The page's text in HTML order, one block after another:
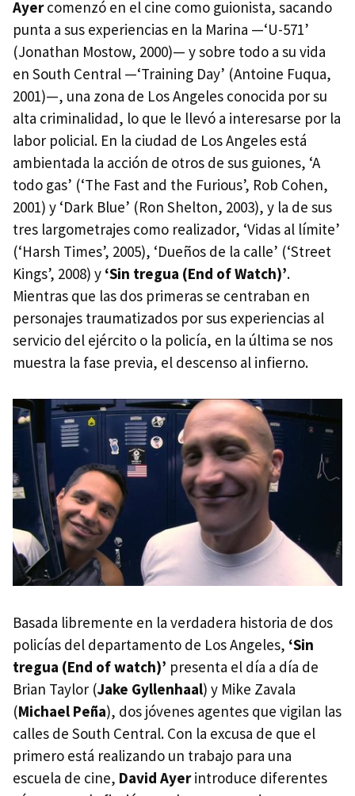
Ayercomenzó en el cine como guionista, sacando
punta a sus experiencias en la Marina —‘U-571’
(Jonathan Mostow, 2000)— y sobre todo a su vida
en South Central —‘Training Day’ (Antoine Fuqua,
2001)—, una zona de Los Angeles conocida por su
alta criminalidad, lo que le llevó a interesarse por la
labor policial. En la ciudad de Los Angeles está
ambientada la acción de otros de sus guiones, ‘A
todo gas’ (‘The Fast and the Furious’, Rob Cohen,
2001) y ‘Dark Blue’ (Ron Shelton, 2003), y la de sus
tres largometrajes como realizador, ‘Vidas al límite’
(‘Harsh Times’, 2005), ‘Dueños de la calle’ (‘Street
Kings’, 2008) y ‘Sin tregua (End of Watch)’.
Mientras que las dos primeras se centraban en
personajes traumatizados por sus experiencias al
servicio del ejército o la policía, en la última se nos
muestra la fase previa, el descenso al infierno.
Basada libremente en la verdadera historia de dos
policías del departamento de Los Angeles, ‘Sin
tregua (End of watch)’ presenta el día a día de
Brian Taylor (Jake Gyllenhaal) y Mike Zavala
(Michael Peña), dos jóvenes agentes que vigilan las
calles de South Central. Con la excusa de que el
primero está realizando un trabajo para una
escuela de cine, David Ayerintroduce diferentes